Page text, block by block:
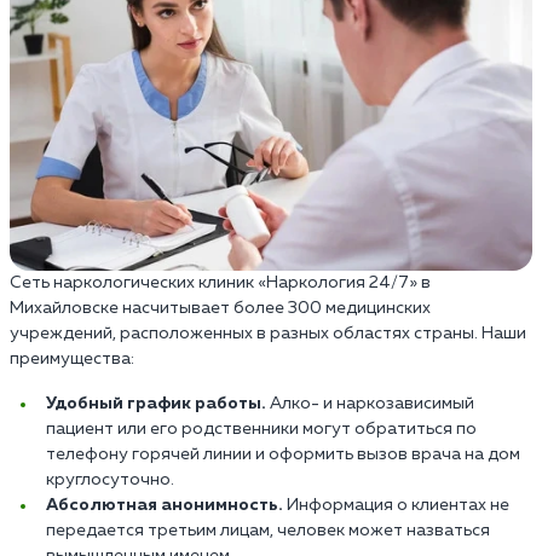
Сеть наркологических клиник «Наркология 24/7» в
Михайловске насчитывает более 300 медицинских
учреждений, расположенных в разных областях страны. Наши
преимущества:
Удобный график работы. Алко- и наркозависимый
пациент или его родственники могут обратиться по
телефону горячей линии и оформить вызов врача на дом
круглосуточно.
Абсолютная анонимность. Информация о клиентах не
передается третьим лицам, человек может назваться